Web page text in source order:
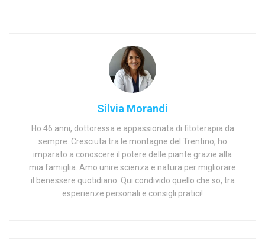
Silvia Morandi
Ho 46 anni, dottoressa e appassionata di fitoterapia da
sempre. Cresciuta tra le montagne del Trentino, ho
imparato a conoscere il potere delle piante grazie alla
mia famiglia. Amo unire scienza e natura per migliorare
il benessere quotidiano. Qui condivido quello che so, tra
esperienze personali e consigli pratici!